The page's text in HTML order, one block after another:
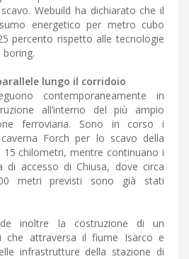
Webuild ha dichiarato che il
energetico per metro cubo
percento rispetto alle tecnologie
boring.
lungo il corridoio
contemporaneamente in
all’interno del più ampio
ferroviaria. Sono in corso i
Forch per lo scavo della
15 chilometri, mentre continuano i
di accesso di Chiusa, dove circa
metri previsti sono già stati
inoltre la costruzione di un
che attraversa il fiume Isarco e
infrastrutture della stazione di